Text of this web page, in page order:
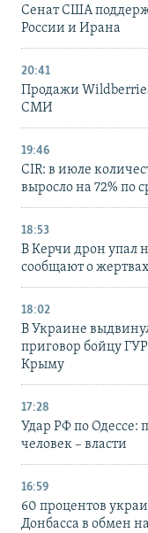
Сенат США
России и Ирана
20:41
Продажи
СМИ
19:46
CIR: в июле
выросло на 72% по
18:53
В Керчи дрон упал
сообщают о жертвах
18:02
В Украине
приговор бойцу
Крыму
17:28
Удар РФ по Одессе:
человек – власти
16:59
60 процентов
Донбасса в обмен